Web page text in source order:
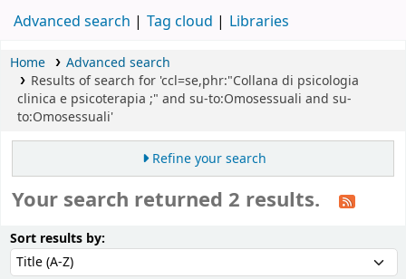
Advanced search Tag cloud Libraries
Home
Advanced search
Results of search for 'ccl=se,phr:"Collana di psicologia
clinica e psicoterapia ;" and su-to:Omosessuali and su-
to:Omosessuali'
Refine your search
Your search returned 2 results.
Sort results by: